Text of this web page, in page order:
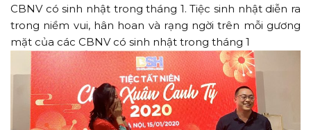
CBNV có sinh nhật trong tháng 1. Tiệc sinh nhật diễn ra
trong niềm vui, hân hoan và rạng ngời trên mỗi gương
mặt của các CBNV có sinh nhật trong tháng 1